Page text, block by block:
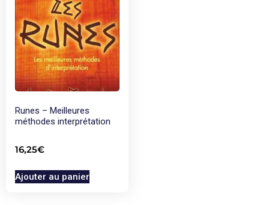
Runes – Meilleures
méthodes interprétation
16,25€
Ajouter au panier